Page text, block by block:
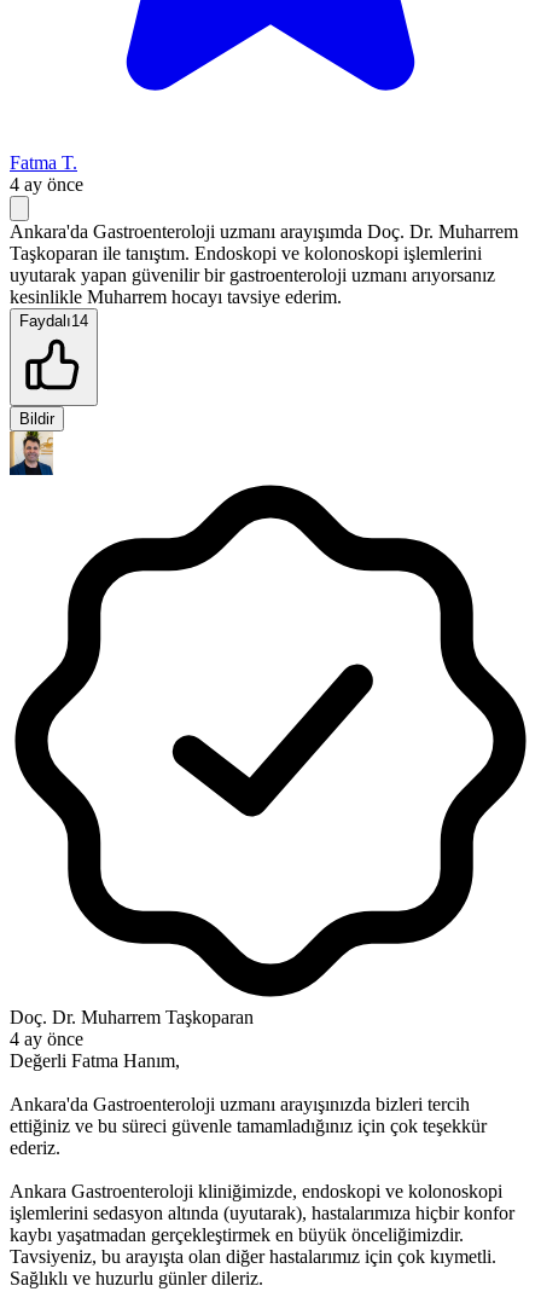
Fatma T.
4 ay önce
Ankara'da Gastroenteroloji uzmanı arayışımda Doç. Dr. Muharrem
Taşkoparan ile tanıştım. Endoskopi ve kolonoskopi işlemlerini
uyutarak yapan güvenilir bir gastroenteroloji uzmanı arıyorsanız
kesinlikle Muharrem hocayı tavsiye ederim.
Faydalı14
Bildir
Doç. Dr. Muharrem Taşkoparan
4 ay önce
Değerli Fatma Hanım,
Ankara'da Gastroenteroloji uzmanı arayışınızda bizleri tercih
ettiğiniz ve bu süreci güvenle tamamladığınız için çok teşekkür
ederiz.
Ankara Gastroenteroloji kliniğimizde, endoskopi ve kolonoskopi
işlemlerini sedasyon altında (uyutarak), hastalarımıza hiçbir konfor
kaybı yaşatmadan gerçekleştirmek en büyük önceliğimizdir.
Tavsiyeniz, bu arayışta olan diğer hastalarımız için çok kıymetli.
Sağlıklı ve huzurlu günler dileriz.